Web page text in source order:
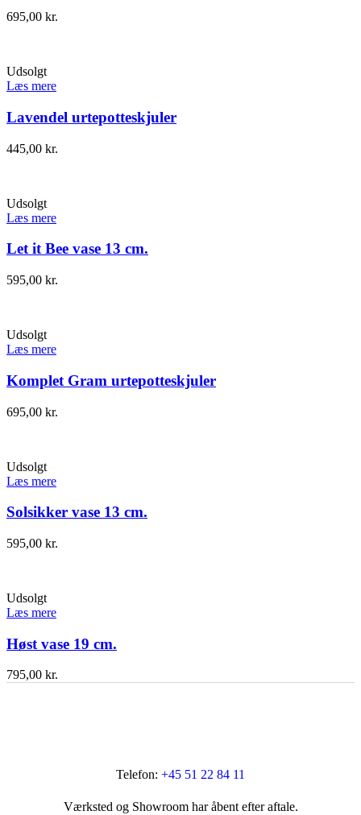
695,00 kr.
Udsolgt
Læs mere
Lavendel urtepotteskjuler
445,00 kr.
Udsolgt
Læs mere
Let it Bee vase 13 cm.
595,00 kr.
Udsolgt
Læs mere
Komplet Gram urtepotteskjuler
695,00 kr.
Udsolgt
Læs mere
Solsikker vase 13 cm.
595,00 kr.
Udsolgt
Læs mere
Høst vase 19 cm.
795,00 kr.
Telefon: +45 51 22 84 11
Værksted og Showroom har åbent efter aftale.